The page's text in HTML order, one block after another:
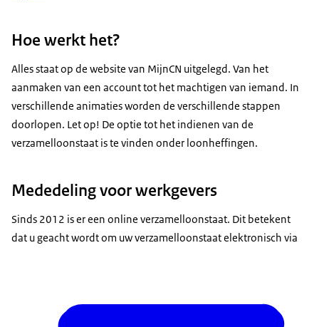
Hoe werkt het?
Alles staat op de website van MijnCN uitgelegd. Van het
aanmaken van een account tot het machtigen van iemand. In
verschillende animaties worden de verschillende stappen
doorlopen. Let op! De optie tot het indienen van de
verzamelloonstaat is te vinden onder loonheffingen.
Mededeling voor werkgevers
Sinds 2012 is er een online verzamelloonstaat. Dit betekent
dat u geacht wordt om uw verzamelloonstaat elektronisch via